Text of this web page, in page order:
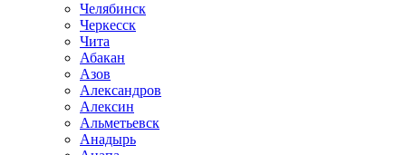
Челябинск
Черкесск
Чита
Абакан
Азов
Александров
Алексин
Альметьевск
Анадырь